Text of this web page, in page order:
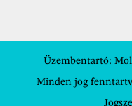
Üzembentartó:
Minden jog